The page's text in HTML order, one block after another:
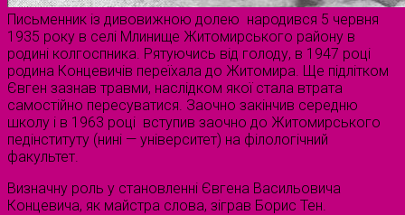
Письменник із дивовижною долею народився 5 червня
1935 року в селі Млинище Житомирського району в
родині колгоспника. Рятуючись від голоду, в 1947 році
родина Концевичів переїхала до Житомира. Ще підлітком
Євген зазнав травми, наслідком якої стала втрата
самостійно пересуватися. Заочно закінчив середню
школу і в 1963 році вступив заочно до Житомирського
педінституту (нині — університет) на філологічний
факультет.
Визначну роль у становленні Євгена Васильовича
Концевича, як майстра слова, зіграв Борис Тен.